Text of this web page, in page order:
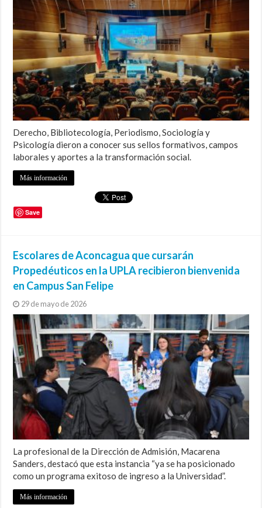
Derecho, Bibliotecología, Periodismo, Sociología y
Psicología dieron a conocer sus sellos formativos, campos
laborales y aportes a la transformación social.
Más información
Save
Escolares de Aconcagua que cursarán
Propedéuticos en la UPLA recibieron bienvenida
en Campus San Felipe
29 de mayo de 2026
La profesional de la Dirección de Admisión, Macarena
Sanders, destacó que esta instancia “ya se ha posicionado
como un programa exitoso de ingreso a la Universidad”.
Más información